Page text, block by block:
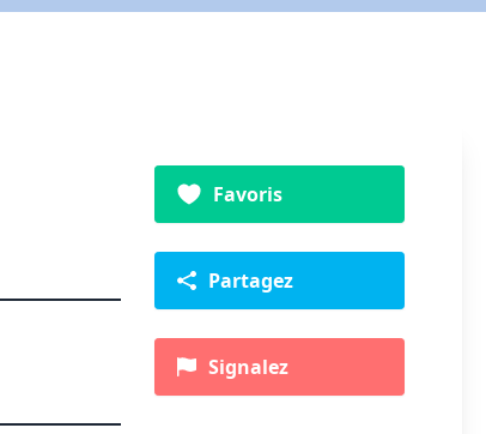
Favoris
Partagez
Signalez